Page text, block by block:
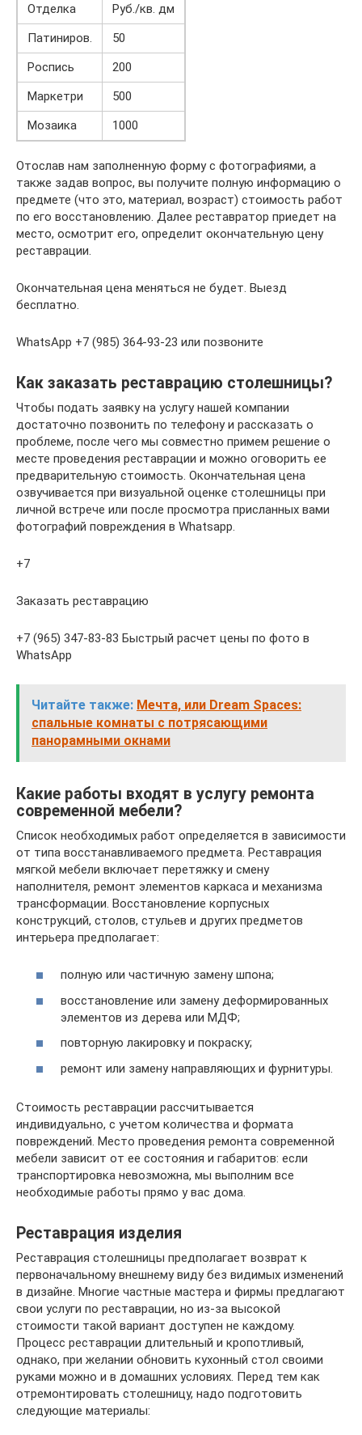
Отделка
Руб./кв. дм
Патиниров.
50
Роспись
200
Маркетри
500
Мозаика
1000
Отослав нам заполненную форму c фотографиями, а
также задав вопрос, вы получите полную информацию о
предмете (что это, материал, возраст) стоимость работ
по его восстановлению. Далее реставратор приедет на
место, осмотрит его, определит окончательную цену
реставрации.
Окончательная цена меняться не будет. Выезд
бесплатно.
WhatsApp +7 (985) 364-93-23 или позвоните
Как заказать реставрацию столешницы?
Чтобы подать заявку на услугу нашей компании
достаточно позвонить по телефону и рассказать о
проблеме, после чего мы совместно примем решение о
месте проведения реставрации и можно оговорить ее
предварительную стоимость. Окончательная цена
озвучивается при визуальной оценке столешницы при
личной встрече или после просмотра присланных вами
фотографий повреждения в Whatsapp.
+7
Заказать реставрацию
+7 (965) 347-83-83 Быстрый расчет цены по фото в
WhatsApp
Читайте также: Мечта, или Dream Spaces:
спальные комнаты с потрясающими
панорамными окнами
Какие работы входят в услугу ремонта
современной мебели?
Список необходимых работ определяется в зависимости
от типа восстанавливаемого предмета. Реставрация
мягкой мебели включает перетяжку и смену
наполнителя, ремонт элементов каркаса и механизма
трансформации. Восстановление корпусных
конструкций, столов, стульев и других предметов
интерьера предполагает:
полную или частичную замену шпона;
восстановление или замену деформированных
элементов из дерева или МДФ;
повторную лакировку и покраску;
ремонт или замену направляющих и фурнитуры.
Стоимость реставрации рассчитывается
индивидуально, с учетом количества и формата
повреждений. Место проведения ремонта современной
мебели зависит от ее состояния и габаритов: если
транспортировка невозможна, мы выполним все
необходимые работы прямо у вас дома.
Реставрация изделия
Реставрация столешницы предполагает возврат к
первоначальному внешнему виду без видимых изменений
в дизайне. Многие частные мастера и фирмы предлагают
свои услуги по реставрации, но из-за высокой
стоимости такой вариант доступен не каждому.
Процесс реставрации длительный и кропотливый,
однако, при желании обновить кухонный стол своими
руками можно и в домашних условиях. Перед тем как
отремонтировать столешницу, надо подготовить
следующие материалы: